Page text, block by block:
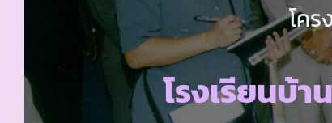
โคร
โรงเรียนบ้